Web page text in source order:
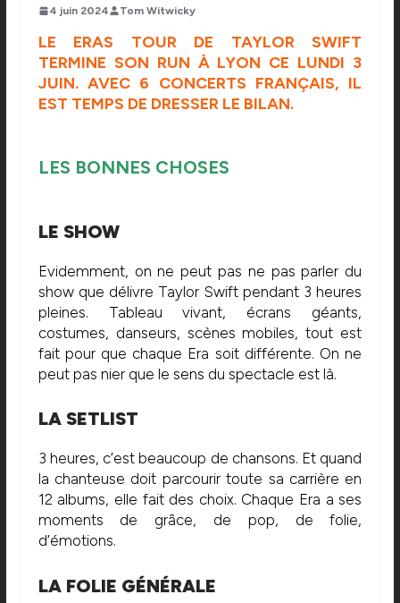
4 juin 2024 Tom Witwicky
LE ERAS TOUR DE TAYLOR SWIFT
TERMINE SON RUN À LYON CE LUNDI 3
JUIN. AVEC 6 CONCERTS FRANÇAIS, IL
EST TEMPS DE DRESSER LE BILAN.
LES BONNES CHOSES
LE SHOW
Evidemment, on ne peut pas ne pas parler du
show que délivre Taylor Swift pendant 3 heures
pleines. Tableau vivant, écrans géants,
costumes, danseurs, scènes mobiles, tout est
fait pour que chaque Era soit différente. On ne
peut pas nier que le sens du spectacle est là.
LA SETLIST
3 heures, c’est beaucoup de chansons. Et quand
la chanteuse doit parcourir toute sa carrière en
12 albums, elle fait des choix. Chaque Era a ses
moments de grâce, de pop, de folie,
d’émotions.
LA FOLIE GÉNÉRALE